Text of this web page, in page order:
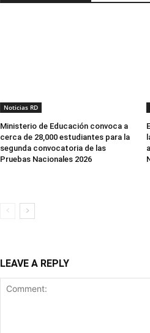
Noticias RD
Ministerio de Educación convoca a
cerca de 28,000 estudiantes para la
segunda convocatoria de las
Pruebas Nacionales 2026
LEAVE A REPLY